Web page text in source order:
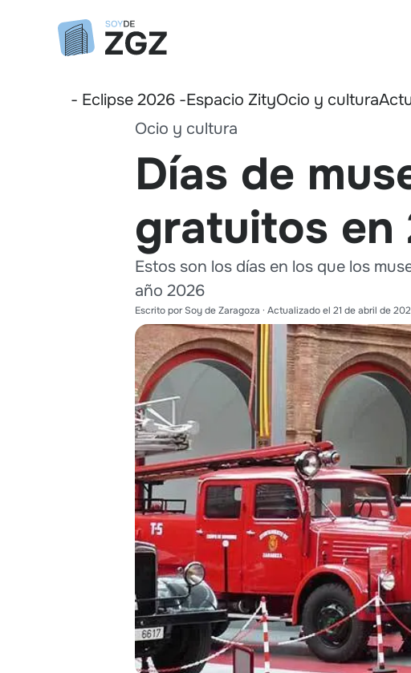
- Eclipse 2026 -Espacio ZityOcio y cultura
Ocio y cultura
Días de
gratuitos en
Estos son los días en los que los
año 2026
Escrito porSoy de Zaragoza · Actualizado el 21 de abril de